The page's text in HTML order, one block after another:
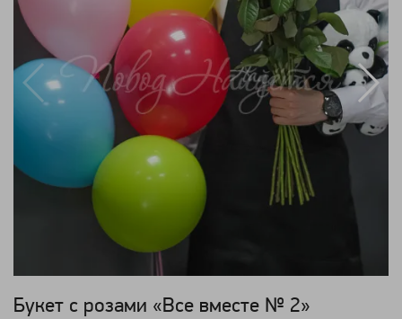
Букет с розами «Все вместе № 2»